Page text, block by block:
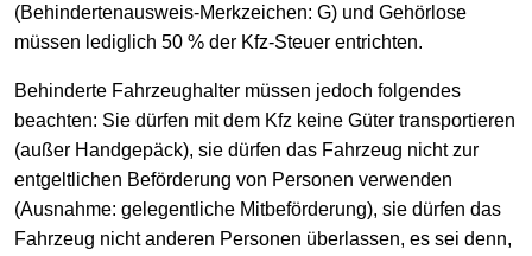
(Behindertenausweis-Merkzeichen: G) und Gehörlose
müssen lediglich 50 % der Kfz-Steuer entrichten.
Behinderte Fahrzeughalter müssen jedoch folgendes
beachten: Sie dürfen mit dem Kfz keine Güter transportieren
(außer Handgepäck), sie dürfen das Fahrzeug nicht zur
entgeltlichen Beförderung von Personen verwenden
(Ausnahme: gelegentliche Mitbeförderung), sie dürfen das
Fahrzeug nicht anderen Personen überlassen, es sei denn,